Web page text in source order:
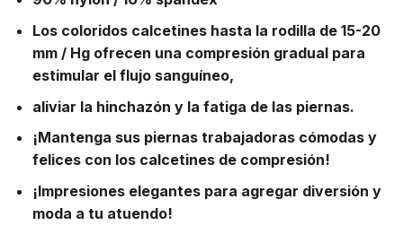
Los coloridos calcetines hasta la rodilla de 15-20
mm / Hg ofrecen una compresión gradual para
estimular el flujo sanguíneo,
aliviar la hinchazón y la fatiga de las piernas.
¡Mantenga sus piernas trabajadoras cómodas y
felices con los calcetines de compresión!
¡Impresiones elegantes para agregar diversión y
moda a tu atuendo!